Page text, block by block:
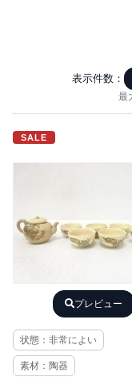
表示件数：
最
SALE
プレビュー
状態：非常によい
素材：陶器